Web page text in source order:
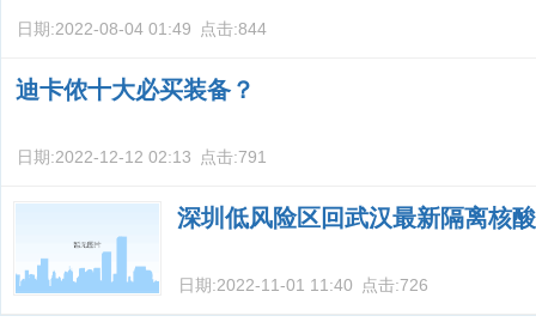
日期:2022-08-04 01:49 点击:844
迪卡侬十大必买装备？
日期:2022-12-12 02:13 点击:791
深圳低风险区回武汉最新隔离核
日期:2022-11-01 11:40 点击:726